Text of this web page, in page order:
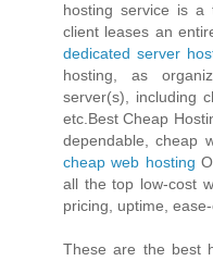
hosting service is a
client leases an
dedicated server
hosting, as
server(s), including
etc.Best Cheap
dependable, cheap
cheap web hosting
all the top low-cost
pricing, uptime,
These are the best